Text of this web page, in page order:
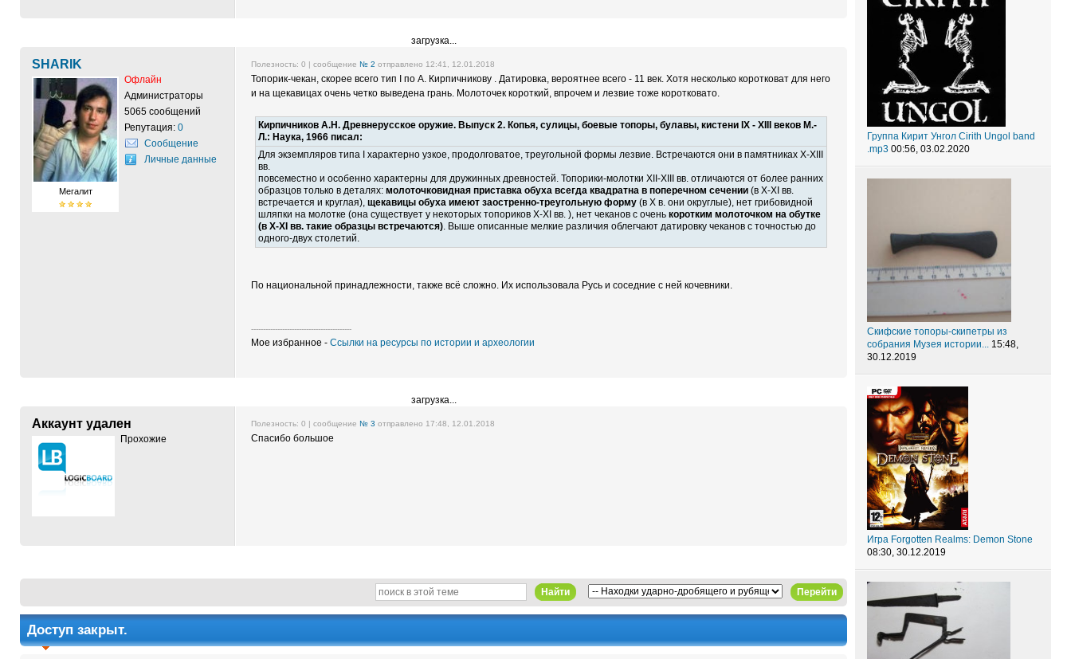
загрузка...
SHARIK
Мегалит
Офлайн
Администраторы
5065 сообщений
Репутация: 0
Сообщение
Личные данные
Полезность: 0 | сообщение № 2 отправлено 12:41, 12.01.2018
Топорик-чекан, скорее всего тип I по А. Кирпичникову . Датировка, вероятнее всего - 11 век. Хотя несколько коротковат для него
и на щекавицах очень четко выведена грань. Молоточек короткий, впрочем и лезвие тоже коротковато.
Кирпичников А.Н. Древнерусское оружие. Выпуск 2. Копья, сулицы, боевые топоры, булавы, кистени IX - XIII веков М.-
Л.: Наука, 1966 писал:
Для экземпляров типа I характерно узкое, продолговатое, треугольной формы лезвие. Встречаются они в памятниках X-XIII
вв.
повсеместно и особенно характерны для дружинных древностей. Топорики-молотки XII-XIII вв. отличаются от более ранних
образцов только в деталях: молоточковидная приставка обуха всегда квадратна в поперечном сечении (в X-XI вв.
встречается и круглая), щекавицы обуха имеют заостренно-треугольную форму (в X в. они округлые), нет грибовидной
шляпки на молотке (она существует у некоторых топориков X-XI вв. ), нет чеканов с очень коротким молоточком на обутке
(в X-XI вв. такие образцы встречаются). Выше описанные мелкие различия облегчают датировку чеканов с точностью до
одного-двух столетий.
По национальной принадлежности, также всё сложно. Их использовала Русь и соседние с ней кочевники.
------------------------------------------
Мое избранное - Ссылки на ресурсы по истории и археологии
загрузка...
Аккаунт удален
Прохожие
Полезность: 0 | сообщение № 3 отправлено 17:48, 12.01.2018
Спасибо большое
Перейти
Найти
Доступ закрыт.
Группа Кирит Унгол Cirith Ungol band
.mp3 00:56, 03.02.2020
Скифские топоры-скипетры из
собрания Музея истории...
15:48,
30.12.2019
Игра Forgotten Realms: Demon Stone
08:30, 30.12.2019